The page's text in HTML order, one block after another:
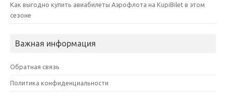
Как выгодно купить авиабилеты Аэрофлота на KupiBilet в этом
сезоне
Важная информация
Обратная связь
Политика конфиденциальности